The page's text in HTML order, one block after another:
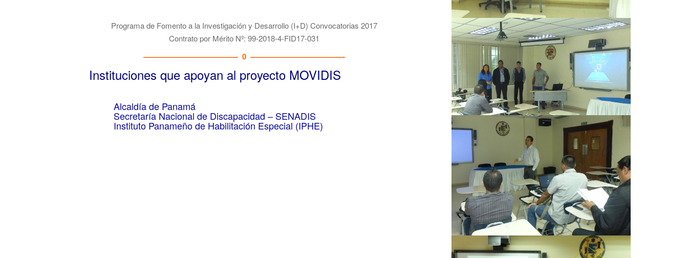
Programa de Fomento a la Investigación y Desarrollo (I+D) Convocatorias 2017
Contrato por Mérito Nº: 99-2018-4-FID17-031
————————————- 0 ————————————-
Instituciones que apoyan al proyecto MOVIDIS
Alcaldía de Panamá
Secretaría Nacional de Discapacidad – SENADIS
Instituto Panameño de Habilitación Especial (IPHE)